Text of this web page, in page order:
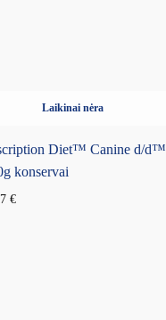
Laikinai nėra
Diet™ Canine d/d™
konservai
€